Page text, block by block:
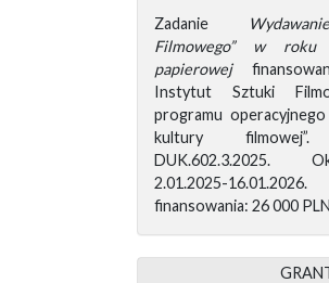
Zadanie
Filmowego” w
papierowej
Instytut Sztuki
programu operacyjnego
kultury
DUK.602.3.2025.
2.01.2025-
finansowania: 26 000